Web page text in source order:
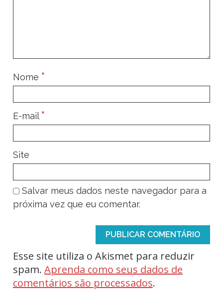
Nome *
E-mail *
Site
Salvar meus dados neste navegador para a
próxima vez que eu comentar.
Esse site utiliza o Akismet para reduzir
spam. Aprenda como seus dados de
comentários são processados.